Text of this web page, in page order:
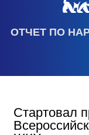
ОТЧЕТ ПО
Стартовал